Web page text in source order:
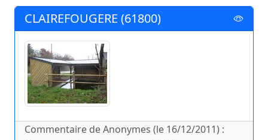
CLAIREFOUGERE (61800)
Commentaire de Anonymes (le 16/12/2011) :